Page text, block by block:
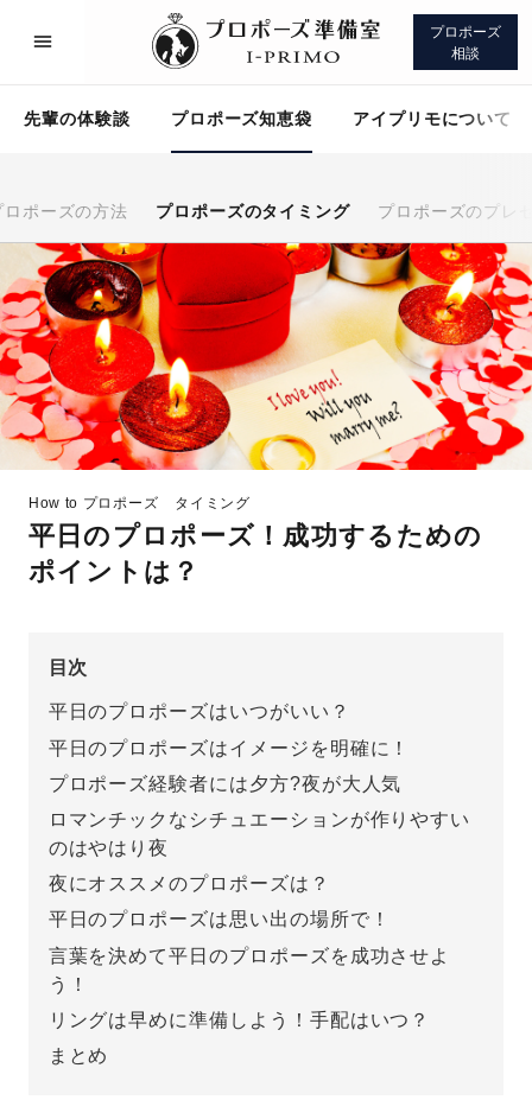
プロポーズ
相談
先輩の体験談 プロポーズ知恵袋 アイプリモについて
ロポーズの方法 プロポーズのタイミング プロポーズのプレ
How to プロポーズ タイミング
平日のプロポーズ！成功するための
ポイントは？
目次
平日のプロポーズはいつがいい？
平日のプロポーズはイメージを明確に！
プロポーズ経験者には夕方?夜が大人気
ロマンチックなシチュエーションが作りやすい
のはやはり夜
夜にオススメのプロポーズは？
平日のプロポーズは思い出の場所で！
言葉を決めて平日のプロポーズを成功させよ
う！
リングは早めに準備しよう！手配はいつ？
まとめ
プロポーズサポート 先輩の体験談
プロポーズ知恵袋 アイプリモについて
プロポーズサポート
スペシャルプロポーズイベント
プロポーズアイテム
おすすめの婚約指輪
パーフェクトプロポーズリング
プロポーズシチュエーション診断
婚約指輪マッチング診断
先輩の体験談
プロポーズ知恵袋
プロポーズ意識調査結果一覧
婚約指輪選び方ガイド
ダイヤモンドの品質とは？
タイミング
アイプリモについて
ニュース
婚約指輪のご購入と
プロポーズのご相談